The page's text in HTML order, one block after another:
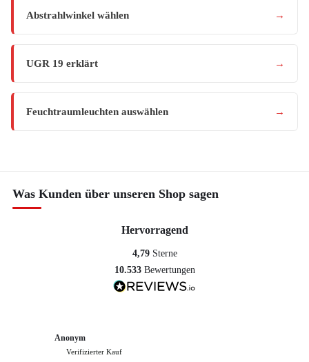
Abstrahlwinkel wählen →
UGR 19 erklärt →
Feuchtraumleuchten auswählen →
Was Kunden über unseren Shop sagen
Hervorragend
4,79 Sterne
10.533 Bewertungen
Anonym
Verifizierter Kauf